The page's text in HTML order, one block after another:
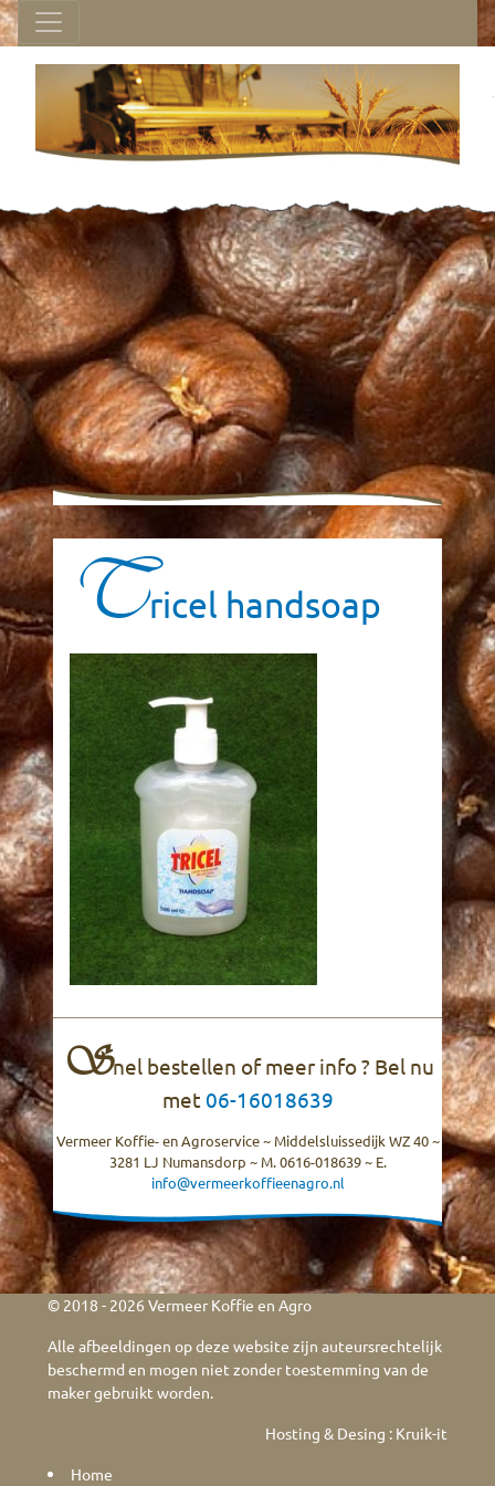
Tricel handsoap
Snel bestellen of meer info ? Bel nu
met 06-16018639
Vermeer Koffie- en Agroservice ~ Middelsluissedijk WZ 40 ~
3281 LJ Numansdorp ~ M. 0616-018639 ~ E.
info@vermeerkoffieenagro.nl
© 2018 - 2026 Vermeer Koffie en Agro
Alle afbeeldingen op deze website zijn auteursrechtelijk
beschermd en mogen niet zonder toestemming van de
maker gebruikt worden.
Hosting & Desing : Kruik-it
Home